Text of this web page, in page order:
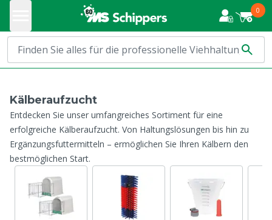
0
Kälberaufzucht
Entdecken Sie unser umfangreiches Sortiment für eine
erfolgreiche Kälberaufzucht. Von Haltungslösungen bis hin zu
Ergänzungsfuttermitteln – ermöglichen Sie Ihren Kälbern den
bestmöglichen Start.